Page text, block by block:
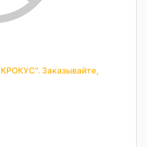
Заказывайте,